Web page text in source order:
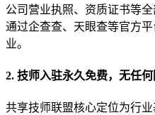
公司营业执照、资质证书等
通过企查查、天眼查等官方
业。
2. 技师入驻永久免费，无任
共享技师联盟核心定位为行业